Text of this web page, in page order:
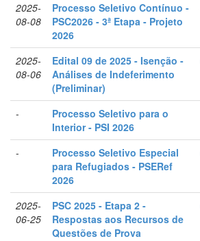
2025-
08-08
Processo Seletivo Contínuo -
PSC2026 - 3ª Etapa - Projeto
2026
2025-
08-06
Edital 09 de 2025 - Isenção -
Análises de Indeferimento
(Preliminar)
-
Processo Seletivo para o
Interior - PSI 2026
-
Processo Seletivo Especial
para Refugiados - PSERef
2026
2025-
06-25
PSC 2025 - Etapa 2 -
Respostas aos Recursos de
Questões de Prova